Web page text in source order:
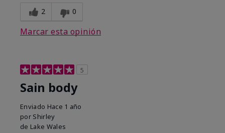
2 0
Marcar esta opinión
5
Sain body
Enviado Hace 1 año
por Shirley
de Lake Wales